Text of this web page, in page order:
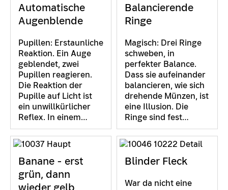
Automatische
Augenblende
Pupillen: Erstaunliche
Reaktion. Ein Auge
geblendet, zwei
Pupillen reagieren.
Die Reaktion der
Pupille auf Licht ist
ein unwillkürlicher
Reflex. In einem…
Balancierende
Ringe
Magisch: Drei Ringe
schweben, in
perfekter Balance.
Dass sie aufeinander
balancieren, wie sich
drehende Münzen, ist
eine Illusion. Die
Ringe sind fest…
Banane - erst
grün, dann
Blinder Fleck
War da nicht eine